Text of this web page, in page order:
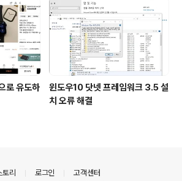
로 유도하
윈도우10 닷넷 프레임워크 3.5 설
치 오류 해결
토리 로그인 고객센터